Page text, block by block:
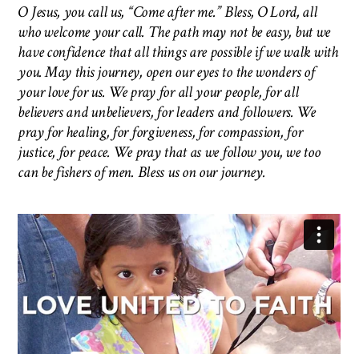
O Jesus, you call us, “Come after me.” Bless, O Lord, all
who welcome your call. The path may not be easy, but we
have confidence that all things are possible if we walk with
you. May this journey, open our eyes to the wonders of
your love for us. We pray for all your people, for all
believers and unbelievers, for leaders and followers. We
pray for healing, for forgiveness, for compassion, for
justice, for peace. We pray that as we follow you, we too
can be fishers of men. Bless us on our journey.